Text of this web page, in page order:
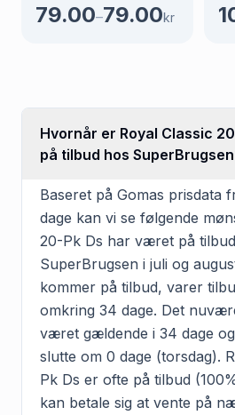
79.00–79.00kr
Hvornår er Royal Classic
på tilbud hos
Baseret på Gomas prisdata
dage kan vi se følgende
20-Pk Ds har været på
SuperBrugsen i juli og
kommer på tilbud, varer
omkring 34 dage. Det
været gældende i 34 dage
slutte om 0 dage (torsdag).
Pk Ds er ofte på tilbud
kan betale sig at vente på